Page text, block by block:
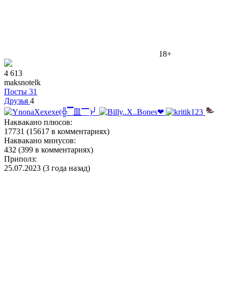
18+
4 613
maksnotelk
Посты 31
Друзья 4
Наквакано плюсов:
17731 (15617 в комментариях)
Наквакано минусов:
432 (399 в комментариях)
Приполз:
25.07.2023 (3 года назад)